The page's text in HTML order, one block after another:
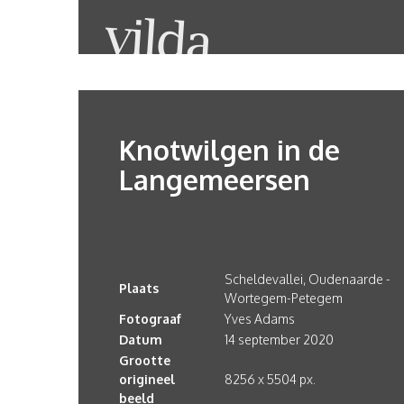
Knotwilgen in de
Langemeersen
Plaats
Scheldevallei, Oudenaarde -
Wortegem-Petegem
Fotograaf
Yves Adams
Datum
14 september 2020
Grootte
origineel
beeld
8256 x 5504 px.